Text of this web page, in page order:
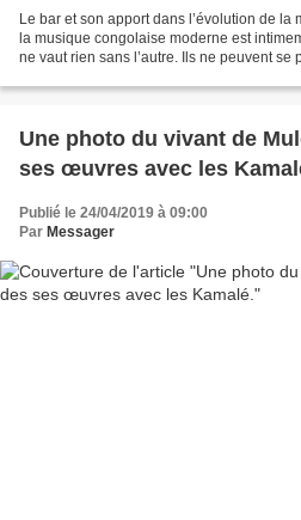
Le bar et son apport dans l’évolution de la
la musique congolaise moderne est
ne vaut rien sans l’autre. Ils ne peuvent se
Une photo du vivant de
ses œuvres avec les
Publié le 24/04/2019 à 09:00
Par Messager